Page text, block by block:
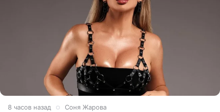
8 часов назад Соня Жарова